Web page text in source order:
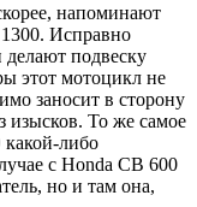
напоминают
Исправно
подвеску
этот мотоцикл не
заносит в сторону
изысков. То же самое
либо
с Honda CB 600
но и там она,